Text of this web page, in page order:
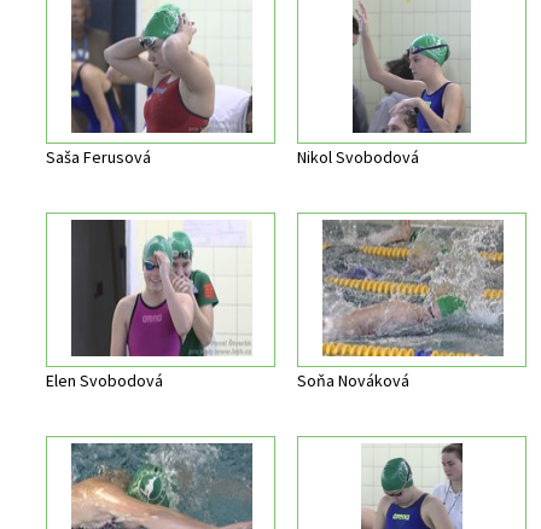
Saša Ferusová Nikol Svobodová
Elen Svobodová Soňa Nováková